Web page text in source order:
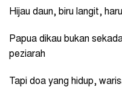
Hijau daun, biru langit,
Papua dikau bukan
peziarah
Tapi doa yang hidup,